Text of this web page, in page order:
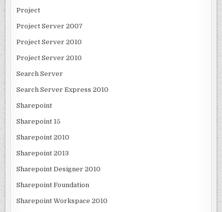
Project
Project Server 2007
Project Server 2010
Project Server 2010
Search Server
Search Server Express 2010
Sharepoint
Sharepoint 15
Sharepoint 2010
Sharepoint 2013
Sharepoint Designer 2010
Sharepoint Foundation
Sharepoint Workspace 2010